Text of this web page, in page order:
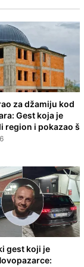
za džamiju kod
Gest koja je
region i pokazao š
gest koji je